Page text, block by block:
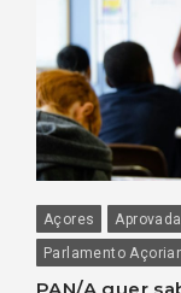
Açores
Parlamento
PAN/A quer